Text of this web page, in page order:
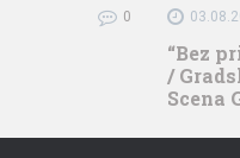
0
“Bez
/
Scena